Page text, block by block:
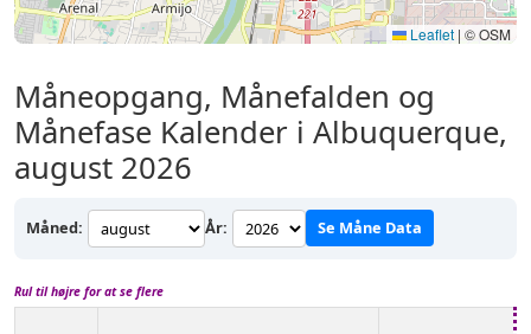
Leaflet | © OSM
Måneopgang, Månefalden og
Månefase Kalender i Albuquerque,
august 2026
Måned: År: Se Måne Data
Rul til højre for at se flere